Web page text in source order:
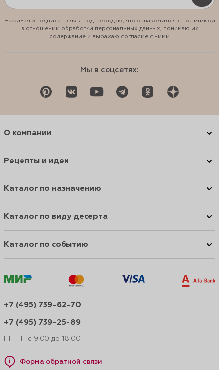
Нажимая «Подписаться» я подтверждаю, что ознакомился с политикой
в отношении обработки персональных данных, понимаю их
содержание и выражаю согласие с ними
Мы в соцсетях:
О компании
Рецепты и идеи
Каталог по назначению
Каталог по виду десерта
Каталог по событию
+7 (495) 739-62-70
+7 (495) 739-25-89
ПН-ПТ с 9:00 до 18:00
Форма обратной связи